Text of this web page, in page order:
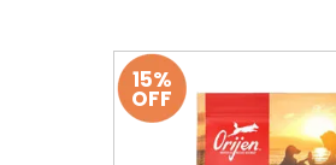
15%
OFF